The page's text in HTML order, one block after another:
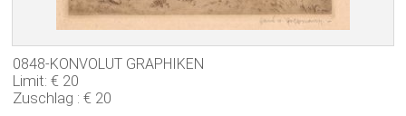
0848-KONVOLUT GRAPHIKEN
Limit: € 20
Zuschlag : € 20